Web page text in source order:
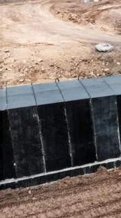
Общество
12.06.2026 15:45551